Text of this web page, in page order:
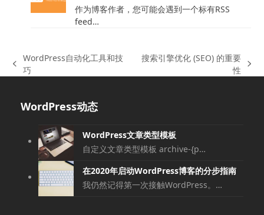
作为博客作者，您可能会遇到一个标有RSS
feed…
上
文
WordPress自动化工具和技
巧
搜索引擎优化 (SEO) 的重要
性
WordPress动态
WordPress文章类型模板
自定义文章类型模板 archive-{p…
在2020年启动WordPress博客的分步指南
我仍然记得第一次接触WordPress。…